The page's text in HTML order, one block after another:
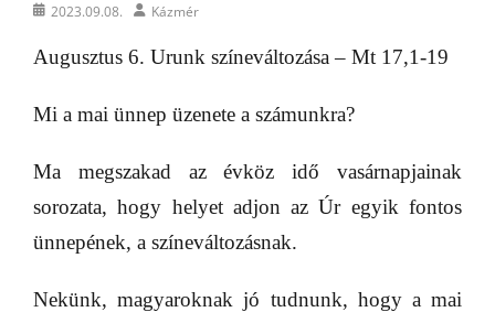
Posted2023.09.08. AuthorKázmér
Augusztus 6. Urunk színeváltozása – Mt 17,1-19
Mi a mai ünnep üzenete a számunkra?
Ma megszakad az évköz idő vasárnapjainak
sorozata, hogy helyet adjon az Úr egyik fontos
ünnepének, a színeváltozásnak.
Nekünk, magyaroknak jó tudnunk, hogy a mai